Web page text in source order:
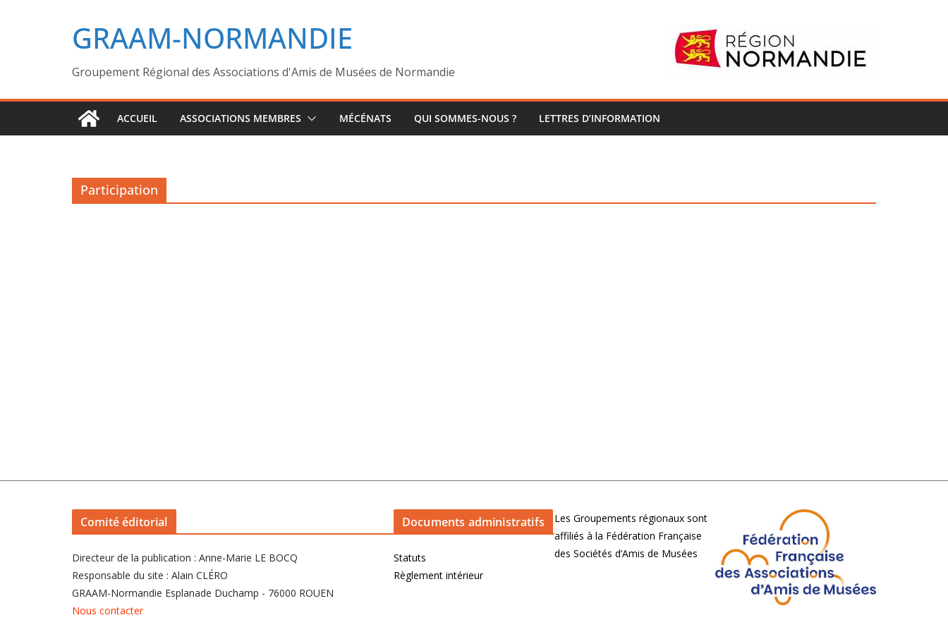
GRAAM-NORMANDIE
Groupement Régional des Associations d'Amis de Musées de Normandie
ACCUEIL ASSOCIATIONS MEMBRES MÉCÉNATS QUI SOMMES-NOUS ? LETTRES D’INFORMATION
Participation
Comité éditorial
Directeur de la publication : Anne-Marie LE BOCQ
Responsable du site : Alain CLÉRO
GRAAM-Normandie Esplanade Duchamp - 76000 ROUEN
Nous contacter
Documents administratifs
Statuts
Règlement intérieur
Les Groupements régionaux sont
affiliés à la Fédération Française
des Sociétés d’Amis de Musées